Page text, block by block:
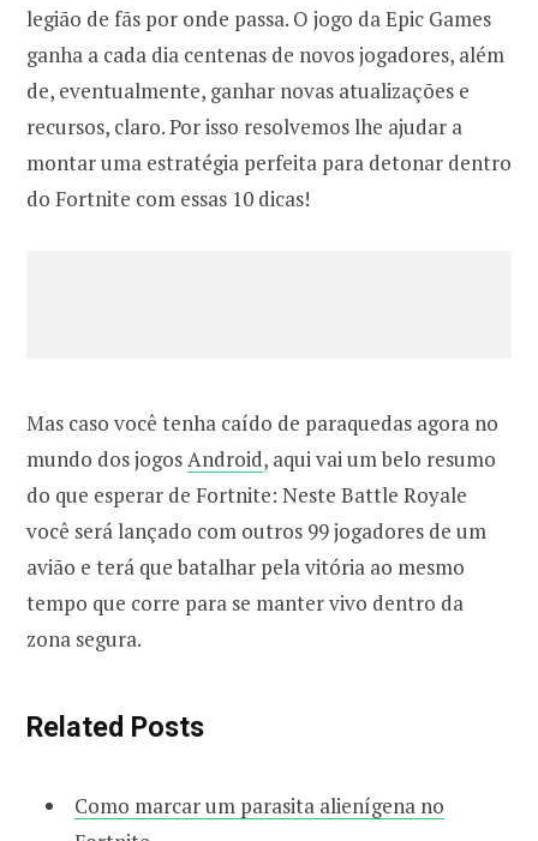
legião de fãs por onde passa. O jogo da Epic Games
ganha a cada dia centenas de novos jogadores, além
de, eventualmente, ganhar novas atualizações e
recursos, claro. Por isso resolvemos lhe ajudar a
montar uma estratégia perfeita para detonar dentro
do Fortnite com essas 10 dicas!
Mas caso você tenha caído de paraquedas agora no
mundo dos jogosAndroid, aqui vai um belo resumo
do que esperar de Fortnite: Neste Battle Royale
você será lançado com outros 99 jogadores de um
avião e terá que batalhar pela vitória ao mesmo
tempo que corre para se manter vivo dentro da
zona segura.
Related Posts
Como marcar um parasita alienígena no